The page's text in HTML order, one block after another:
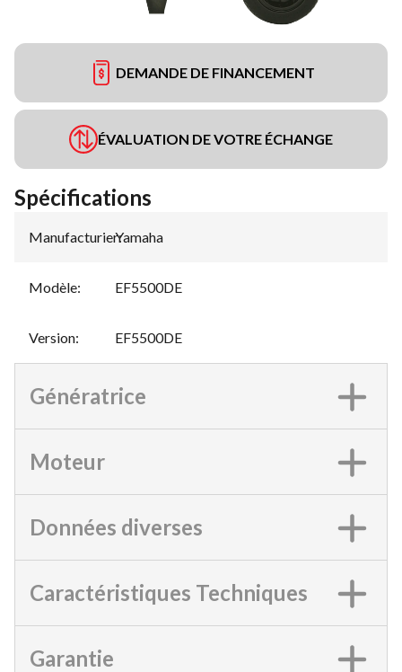
DEMANDE DE FINANCEMENT
ÉVALUATION DE VOTRE ÉCHANGE
Spécifications
Manufacturier:
Yamaha
Modèle: EF5500DE
Version: EF5500DE
Génératrice
Moteur
Données diverses
Caractéristiques Techniques
Garantie